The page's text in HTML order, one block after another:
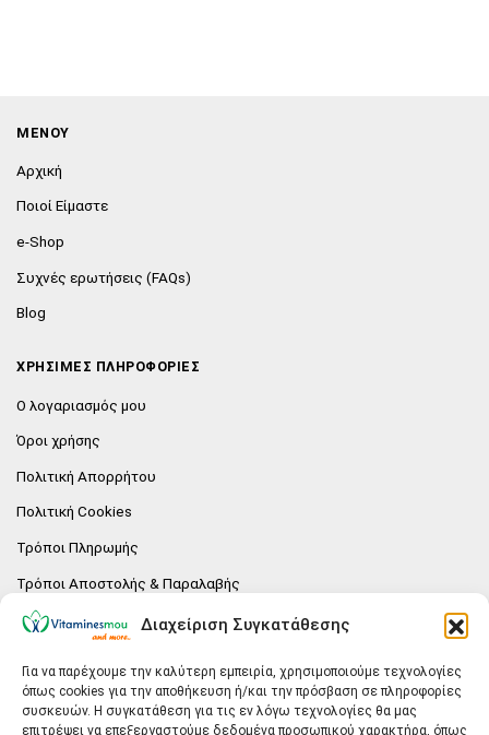
Διαχείριση Συγκατάθεσης
Για να παρέχουμε την καλύτερη εμπειρία, χρησιμοποιούμε τεχνολογίες
όπως cookies για την αποθήκευση ή/και την πρόσβαση σε πληροφορίες
συσκευών. Η συγκατάθεση για τις εν λόγω τεχνολογίες θα μας
επιτρέψει να επεξεργαστούμε δεδομένα προσωπικού χαρακτήρα, όπως
ΜΕΝΟΥ
Αρχική
Ποιοί Είμαστε
e-Shop
Συχνές ερωτήσεις (FAQs)
Blog
ΧΡΗΣΙΜΕΣ ΠΛΗΡΟΦΟΡΙΕΣ
Ο λογαριασμός μου
Όροι χρήσης
Πολιτική Απορρήτου
Πολιτική Cookies
Τρόποι Πληρωμής
Τρόποι Αποστολής & Παραλαβής
Πολιτική επιστροφών
E-SHOP